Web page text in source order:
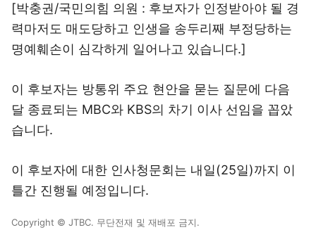
[박충권/국민의힘 의원 : 후보자가 인정받아야 될 경
력마저도 매도당하고 인생을 송두리째 부정당하는
명예훼손이 심각하게 일어나고 있습니다.]
이 후보자는 방통위 주요 현안을 묻는 질문에 다음
달 종료되는 MBC와 KBS의 차기 이사 선임을 꼽았
습니다.
이 후보자에 대한 인사청문회는 내일(25일)까지 이
틀간 진행될 예정입니다.
Copyright © JTBC. 무단전재 및 재배포 금지.